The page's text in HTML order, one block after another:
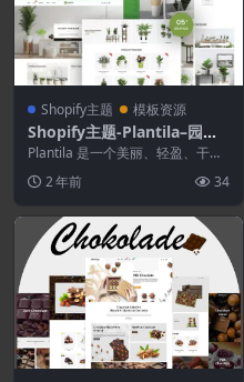
Shopify主题 模板资源
Shopify主题-Plantila–园艺
和室内植物Shopify主题
Plantila 是一个美丽、轻盈、干净
室...2 年前 34